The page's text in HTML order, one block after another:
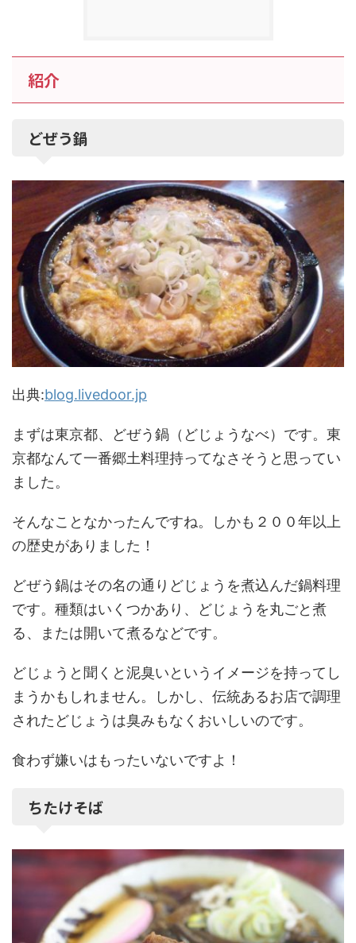
紹介
どぜう鍋
出典:blog.livedoor.jp
まずは東京都、どぜう鍋（どじょうなべ）です。東
京都なんて一番郷土料理持ってなさそうと思ってい
ました。
そんなことなかったんですね。しかも２００年以上
の歴史がありました！
どぜう鍋はその名の通りどじょうを煮込んだ鍋料理
です。種類はいくつかあり、どじょうを丸ごと煮
る、または開いて煮るなどです。
どじょうと聞くと泥臭いというイメージを持ってし
まうかもしれません。しかし、伝統あるお店で調理
されたどじょうは臭みもなくおいしいのです。
食わず嫌いはもったいないですよ！
ちたけそば